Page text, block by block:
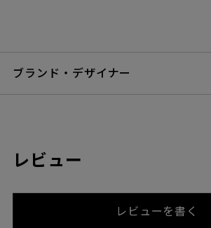
ブランド・デザイナー
レビュー
レビューを書く